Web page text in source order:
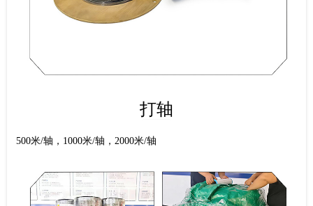
打轴
500米/轴，1000米/轴，2000米/轴